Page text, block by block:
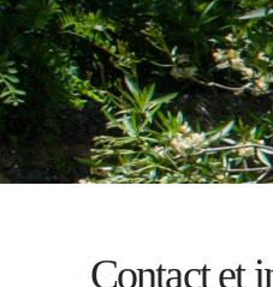
Contact et